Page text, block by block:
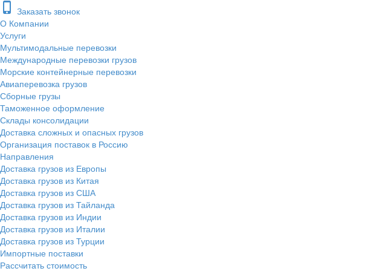
phone_iphone Заказать звонок
О Компании
Услуги
Мультимодальные перевозки
Международные перевозки грузов
Морские контейнерные перевозки
Авиаперевозка грузов
Сборные грузы
Таможенное оформление
Склады консолидации
Доставка сложных и опасных грузов
Организация поставок в Россию
Направления
Доставка грузов из Европы
Доставка грузов из Китая
Доставка грузов из США
Доставка грузов из Тайланда
Доставка грузов из Индии
Доставка грузов из Италии
Доставка грузов из Турции
Импортные поставки
Рассчитать стоимость